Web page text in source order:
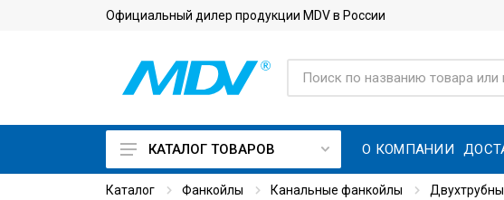
Официальный дилер продукции MDV в России
On Off кондиционеры
КАТАЛОГ ТОВАРОВ О КОМПАНИИ
Каталог Фанкойлы Канальные фанкойлы